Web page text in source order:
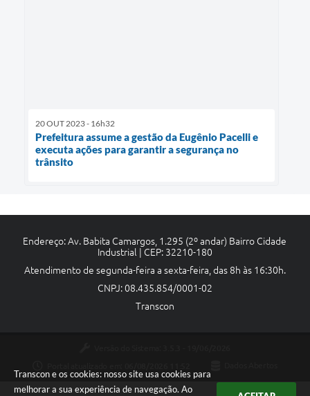
Transcon e os cookies: nosso site usa cookies para
melhorar a sua experiência de navegação. Ao
20 OUT 2023 - 16h32
Prefeitura assume a gestão da Eugênio Pacelli e
executa ações para garantir a segurança no
trânsito
Endereço: Av. Babita Camargos, 1.295 (2º andar) Bairro Cidade
Industrial | CEP: 32210-180
Atendimento de segunda-feira a sexta-feira, das 8h às 16:30h.
CNPJ: 08.435.854/0001-02
Transcon